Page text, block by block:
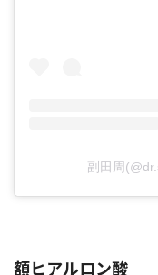
副田周
額ヒアルロン酸